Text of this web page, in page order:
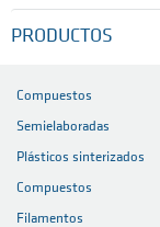
PRODUCTOS
Compuestos
Semielaboradas
Plásticos sinterizados
Compuestos
Filamentos